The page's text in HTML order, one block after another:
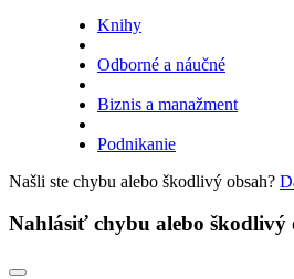
Knihy
Odborné a náučné
Biznis a manažment
Podnikanie
Našli ste chybu alebo škodlivý obsah?
Nahlásiť chybu alebo škodlivý